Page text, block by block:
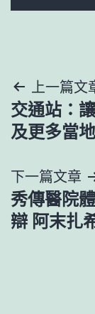
文
章
覽
上一篇文
交通站：
及更多當
下一篇文章
秀傳醫院
辯 阿末扎